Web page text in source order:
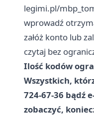
legimi.pl/
wprowadź
załóż konto lub
czytaj bez
Ilość kodów
Wszystkich,
724-67-36 bądź
zobaczyć,